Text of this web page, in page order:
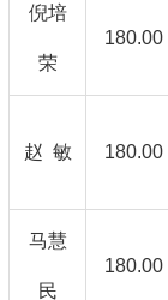
倪培
荣
180.00
赵 敏 180.00
马慧
民
180.00